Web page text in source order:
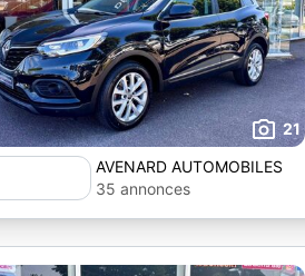
21
AVENARD AUTOMOBILES
35 annonces